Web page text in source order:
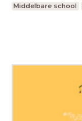
Middelbare school